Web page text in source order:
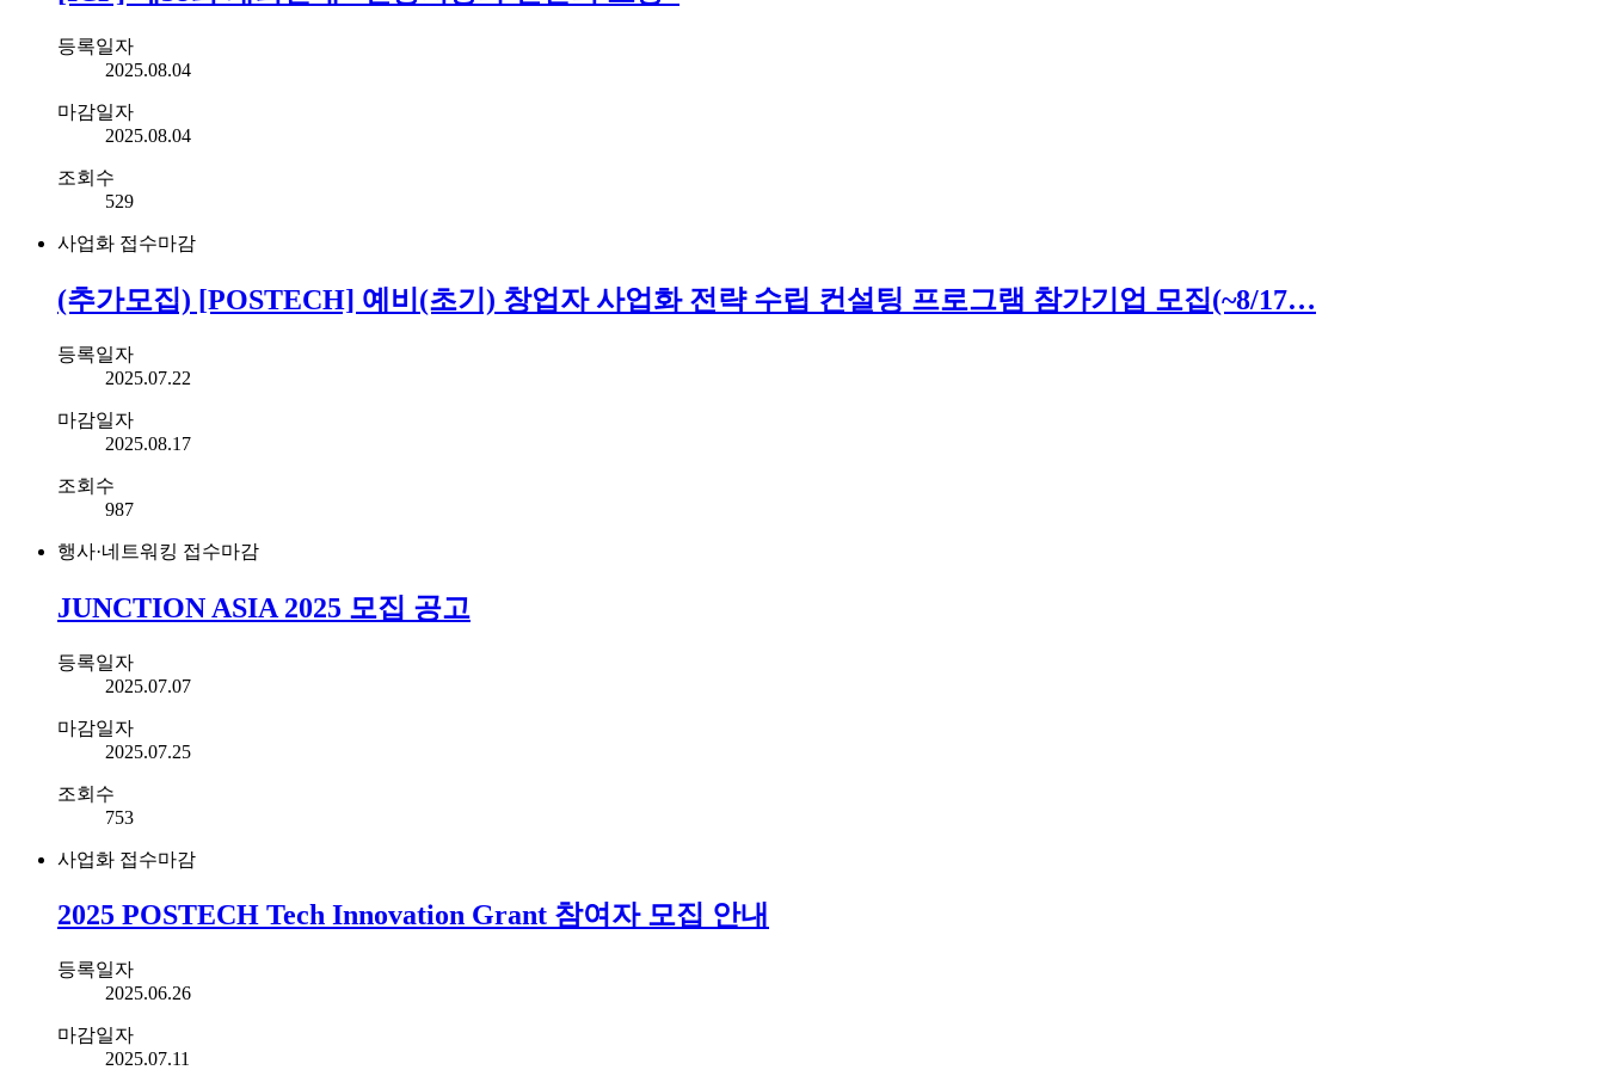
등록일자
2025.08.04
마감일자
2025.08.04
조회수
529
사업화 접수마감
(추가모집) [POSTECH] 예비(초기) 창업자 사업화 전략 수립 컨설팅 프로그램 참가기업 모집(~8/17…
등록일자
2025.07.22
마감일자
2025.08.17
조회수
987
행사·네트워킹 접수마감
JUNCTION ASIA 2025 모집 공고
등록일자
2025.07.07
마감일자
2025.07.25
조회수
753
사업화 접수마감
2025 POSTECH Tech Innovation Grant 참여자 모집 안내
등록일자
2025.06.26
마감일자
2025.07.11